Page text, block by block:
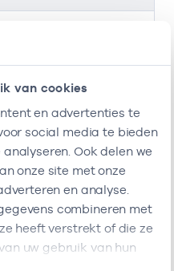
van cookies
en advertenties te
social media te bieden
Ook delen we
onze site met onze
en analyse.
combineren met
heeft verstrekt of die ze
uw gebruik van hun
vestigingen
Huisarts
AGB-code